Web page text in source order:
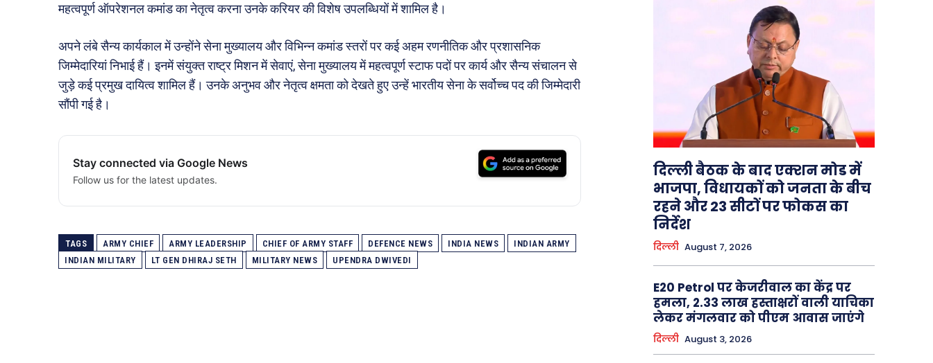
महत्वपूर्ण ऑपरेशनल कमांड का नेतृत्व करना उनके करियर की विशेष उपलब्धियों में शामिल है।
अपने लंबे सैन्य कार्यकाल में उन्होंने सेना मुख्यालय और विभिन्न कमांड स्तरों पर कई अहम रणनीतिक और प्रशासनिक
जिम्मेदारियां निभाई हैं। इनमें संयुक्त राष्ट्र मिशन में सेवाएं, सेना मुख्यालय में महत्वपूर्ण स्टाफ पदों पर कार्य और सैन्य संचालन से
जुड़े कई प्रमुख दायित्व शामिल हैं। उनके अनुभव और नेतृत्व क्षमता को देखते हुए उन्हें भारतीय सेना के सर्वोच्च पद की जिम्मेदारी
सौंपी गई है।
Stay connected via Google News
Follow us for the latest updates.
TAGS ARMY CHIEF ARMY LEADERSHIP CHIEF OF ARMY STAFF DEFENCE NEWS INDIA NEWS
INDIAN ARMY
INDIAN MILITARY
LT GEN DHIRAJ SETH MILITARY NEWS UPENDRA DWIVEDI
दिल्ली बैठक के बाद एक्शन मोड में
भाजपा, विधायकों को जनता के बीच
रहने और 23 सीटों पर फोकस का
निर्देश
दिल्ली August 7, 2026
E20 Petrol पर केजरीवाल का केंद्र पर
हमला, 2.33 लाख हस्ताक्षरों वाली याचिका
लेकर मंगलवार को पीएम आवास जाएंगे
दिल्ली August 3, 2026